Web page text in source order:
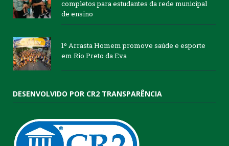
completos para estudantes da rede municipal
de ensino
1º Arrasta Homem promove saúde e esporte
em Rio Preto da Eva
DESENVOLVIDO POR CR2 TRANSPARÊNCIA